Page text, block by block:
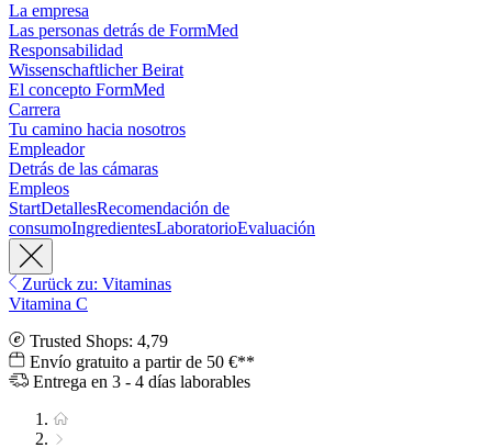
La empresa
Las personas detrás de FormMed
Responsabilidad
Wissenschaftlicher Beirat
El concepto FormMed
Carrera
Tu camino hacia nosotros
Empleador
Detrás de las cámaras
Empleos
StartDetallesRecomendación de
consumoIngredientesLaboratorioEvaluación
Zurück zu: Vitaminas
Vitamina C
Trusted Shops: 4,79
Envío gratuito a partir de 50 €**
Entrega en 3 - 4 días laborables